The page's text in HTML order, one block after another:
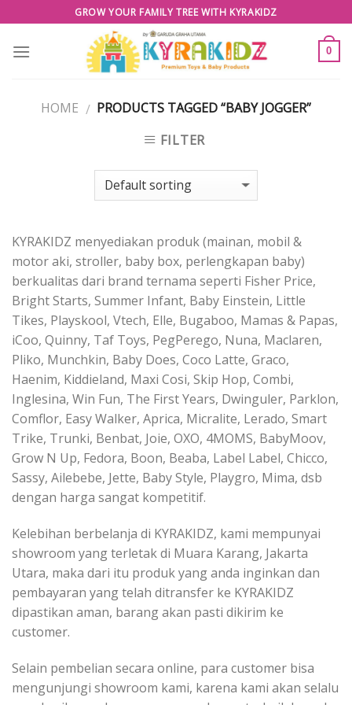
to
content
GROW YOUR FAMILY TREE WITH KYRAKIDZ
0
HOME / PRODUCTS TAGGED “BABY JOGGER”
FILTER
KYRAKIDZ menyediakan produk (mainan, mobil &
motor aki, stroller, baby box, perlengkapan baby)
berkualitas dari brand ternama seperti Fisher Price,
Bright Starts, Summer Infant, Baby Einstein, Little
Tikes, Playskool, Vtech, Elle, Bugaboo, Mamas & Papas,
iCoo, Quinny, Taf Toys, PegPerego, Nuna, Maclaren,
Pliko, Munchkin, Baby Does, Coco Latte, Graco,
Haenim, Kiddieland, Maxi Cosi, Skip Hop, Combi,
Inglesina, Win Fun, The First Years, Dwinguler, Parklon,
Comflor, Easy Walker, Aprica, Micralite, Lerado, Smart
Trike, Trunki, Benbat, Joie, OXO, 4MOMS, BabyMoov,
Grow N Up, Fedora, Boon, Beaba, Label Label, Chicco,
Sassy, Ailebebe, Jette, Baby Style, Playgro, Mima, dsb
dengan harga sangat kompetitif.
Kelebihan berbelanja di KYRAKIDZ, kami mempunyai
showroom yang terletak di Muara Karang, Jakarta
Utara, maka dari itu produk yang anda inginkan dan
pembayaran yang telah ditransfer ke KYRAKIDZ
dipastikan aman, barang akan pasti dikirim ke
customer.
Selain pembelian secara online, para customer bisa
mengunjungi showroom kami, karena kami akan selalu